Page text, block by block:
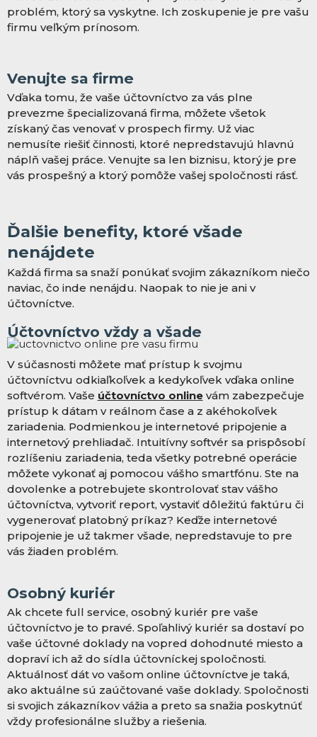
problém, ktorý sa vyskytne. Ich zoskupenie je pre vašu
firmu veľkým prínosom.
Venujte sa firme
Vďaka tomu, že vaše účtovníctvo za vás plne
prevezme špecializovaná firma, môžete všetok
získaný čas venovať v prospech firmy. Už viac
nemusíte riešiť činnosti, ktoré nepredstavujú hlavnú
náplň vašej práce. Venujte sa len biznisu, ktorý je pre
vás prospešný a ktorý pomôže vašej spoločnosti rásť.
Ďalšie benefity, ktoré všade
nenájdete
Každá firma sa snaží ponúkať svojim zákazníkom niečo
naviac, čo inde nenájdu. Naopak to nie je ani v
účtovníctve.
Účtovníctvo vždy a všade
V súčasnosti môžete mať prístup k svojmu
účtovníctvu odkiaľkoľvek a kedykoľvek vďaka online
softvérom. Vaše účtovníctvo onlinevám zabezpečuje
prístup k dátam v reálnom čase a z akéhokoľvek
zariadenia. Podmienkou je internetové pripojenie a
internetový prehliadač. Intuitívny softvér sa prispôsobí
rozlíšeniu zariadenia, teda všetky potrebné operácie
môžete vykonať aj pomocou vášho smartfónu. Ste na
dovolenke a potrebujete skontrolovať stav vášho
účtovníctva, vytvoriť report, vystaviť dôležitú faktúru či
vygenerovať platobný príkaz? Keďže internetové
pripojenie je už takmer všade, nepredstavuje to pre
vás žiaden problém.
Osobný kuriér
Ak chcete full service, osobný kuriér pre vaše
účtovníctvo je to pravé. Spoľahlivý kuriér sa dostaví po
vaše účtovné doklady na vopred dohodnuté miesto a
dopraví ich až do sídla účtovníckej spoločnosti.
Aktuálnosť dát vo vašom online účtovníctve je taká,
ako aktuálne sú zaúčtované vaše doklady. Spoločnosti
si svojich zákazníkov vážia a preto sa snažia poskytnúť
vždy profesionálne služby a riešenia.